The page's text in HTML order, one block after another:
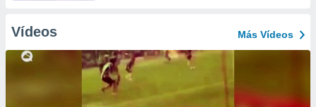
Vídeos Más Vídeos